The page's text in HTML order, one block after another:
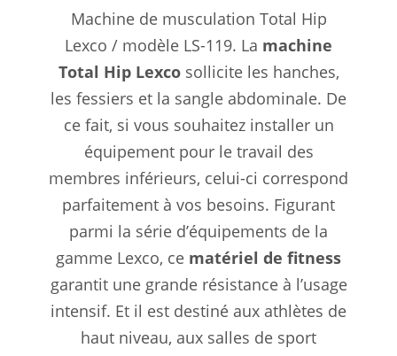
Machine de musculation Total Hip
Lexco / modèle LS-119. La machine
Total Hip Lexco sollicite les hanches,
les fessiers et la sangle abdominale. De
ce fait, si vous souhaitez installer un
équipement pour le travail des
membres inférieurs, celui-ci correspond
parfaitement à vos besoins. Figurant
parmi la série d’équipements de la
gamme Lexco, ce matériel de fitness
garantit une grande résistance à l’usage
intensif. Et il est destiné aux athlètes de
haut niveau, aux salles de sport